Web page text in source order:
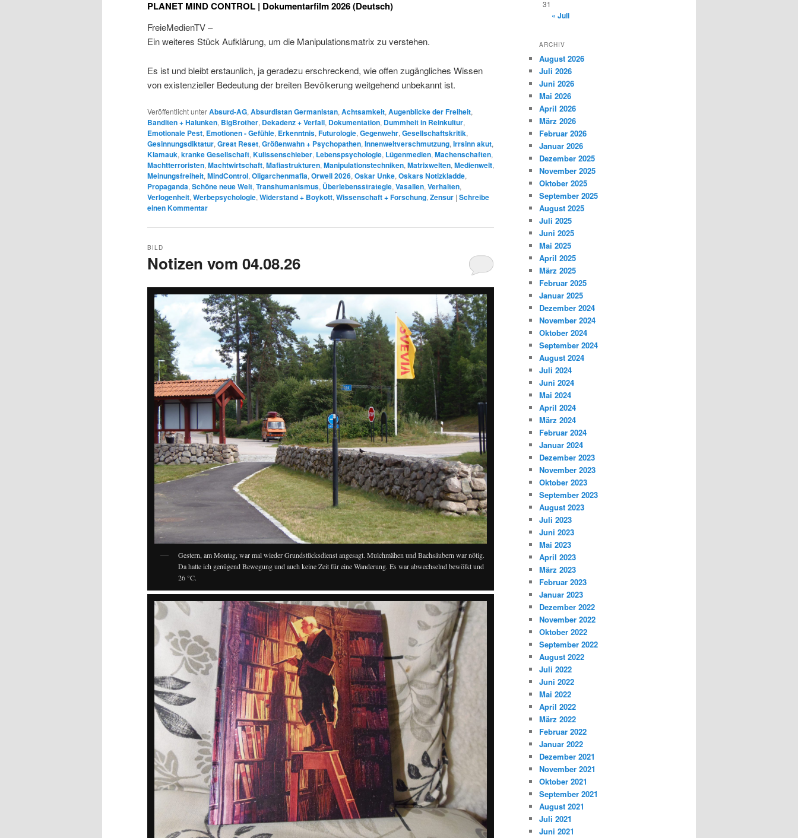
PLANET MIND CONTROL | Dokumentarfilm 2026 (Deutsch)
FreieMedienTV –
Ein weiteres Stück Aufklärung, um die Manipulationsmatrix zu verstehen.
Es ist und bleibt erstaunlich, ja geradezu erschreckend, wie offen zugängliches Wissen
von existenzieller Bedeutung der breiten Bevölkerung weitgehend unbekannt ist.
Veröffentlicht unterAbsurd-AG, Absurdistan Germanistan, Achtsamkeit, Augenblicke der Freiheit,
Banditen + Halunken, BigBrother, Dekadenz + Verfall, Dokumentation, Dummheit in Reinkultur,
Emotionale Pest, Emotionen - Gefühle, Erkenntnis, Futurologie, Gegenwehr, Gesellschaftskritik,
Gesinnungsdiktatur, Great Reset, Größenwahn + Psychopathen, Innenweltverschmutzung, Irrsinn akut,
Klamauk, kranke Gesellschaft, Kulissenschieber, Lebenspsychologie, Lügenmedien, Machenschaften,
Machtterroristen, Machtwirtschaft, Mafiastrukturen, Manipulationstechniken, Matrixwelten, Medienwelt,
Meinungsfreiheit, MindControl, Oligarchenmafia, Orwell 2026, Oskar Unke, Oskars Notizkladde,
Propaganda, Schöne neue Welt, Transhumanismus, Überlebensstrategie, Vasallen, Verhalten,
Verlogenheit, Werbepsychologie, Widerstand + Boykott, Wissenschaft + Forschung, Zensur | Schreibe
einen Kommentar
Notizen vom 04.08.26
BILD
Gestern, am Montag, war mal wieder Grundstücksdienst angesagt. Mulchmähen und Bachsäubern war nötig.
Da hatte ich genügend Bewegung und auch keine Zeit für eine Wanderung. Es war abwechselnd bewölkt und
26 °C.
31
« Juli
ARCHIV
August 2026
Juli 2026
Juni 2026
Mai 2026
April 2026
März 2026
Februar 2026
Januar 2026
Dezember 2025
November 2025
Oktober 2025
September 2025
August 2025
Juli 2025
Juni 2025
Mai 2025
April 2025
März 2025
Februar 2025
Januar 2025
Dezember 2024
November 2024
Oktober 2024
September 2024
August 2024
Juli 2024
Juni 2024
Mai 2024
April 2024
März 2024
Februar 2024
Januar 2024
Dezember 2023
November 2023
Oktober 2023
September 2023
August 2023
Juli 2023
Juni 2023
Mai 2023
April 2023
März 2023
Februar 2023
Januar 2023
Dezember 2022
November 2022
Oktober 2022
September 2022
August 2022
Juli 2022
Juni 2022
Mai 2022
April 2022
März 2022
Februar 2022
Januar 2022
Dezember 2021
November 2021
Oktober 2021
September 2021
August 2021
Juli 2021
Juni 2021